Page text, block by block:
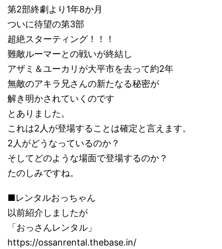
第2部終劇より1年8か月
ついに待望の第3部
超絶スターティング！！！
難敵ルーマーとの戦いが終結し
アザミ＆ユーカリが大平市を去って約2年
無敵のアキラ兄さんの新たなる秘密が
解き明かされていくのです
とありました。
これは2人が登場することは確定と言えます。
2人がどうなっているのか？
そしてどのような場面で登場するのか？
たのしみですね。
■レンタルおっちゃん
以前紹介しましたが
「おっさんレンタル」
https://ossanrental.thebase.in/